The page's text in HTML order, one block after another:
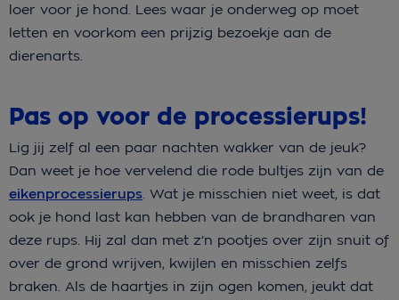
loer voor je hond. Lees waar je onderweg op moet
letten en voorkom een prijzig bezoekje aan de
dierenarts.
Pas op voor de processierups!
Lig jij zelf al een paar nachten wakker van de jeuk?
Dan weet je hoe vervelend die rode bultjes zijn van de
eikenprocessierups. Wat je misschien niet weet, is dat
ook je hond last kan hebben van de brandharen van
deze rups. Hij zal dan met z’n pootjes over zijn snuit of
over de grond wrijven, kwijlen en misschien zelfs
braken. Als de haartjes in zijn ogen komen, jeukt dat